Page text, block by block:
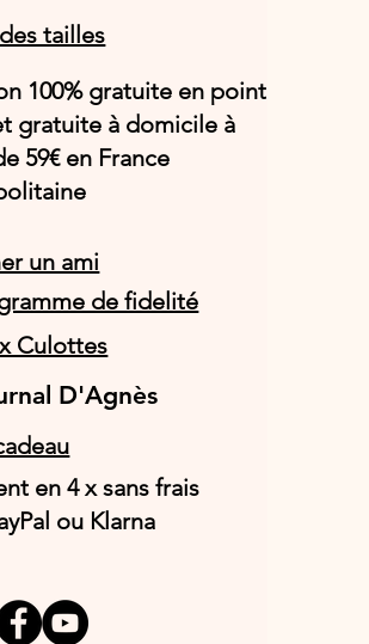
tailles
100% gratuite en point
gratuite à domicile à
59€ en France
un ami
de fidelité
Culottes
D'Agnès
D'Agnès
en 4 x sans frais
ou Klarna